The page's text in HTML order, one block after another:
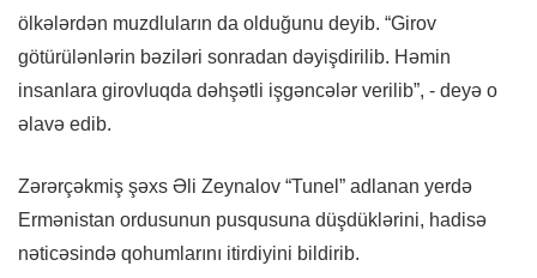
ölkələrdən muzdluların da olduğunu deyib. “Girov
götürülənlərin bəziləri sonradan dəyişdirilib. Həmin
insanlara girovluqda dəhşətli işgəncələr verilib”, - deyə o
əlavə edib.
Zərərçəkmiş şəxs Əli Zeynalov “Tunel” adlanan yerdə
Ermənistan ordusunun pusqusuna düşdüklərini, hadisə
nəticəsində qohumlarını itirdiyini bildirib.